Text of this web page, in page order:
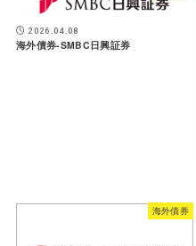
2026.04.08
海外債券-SMBC日興証券
海外債券